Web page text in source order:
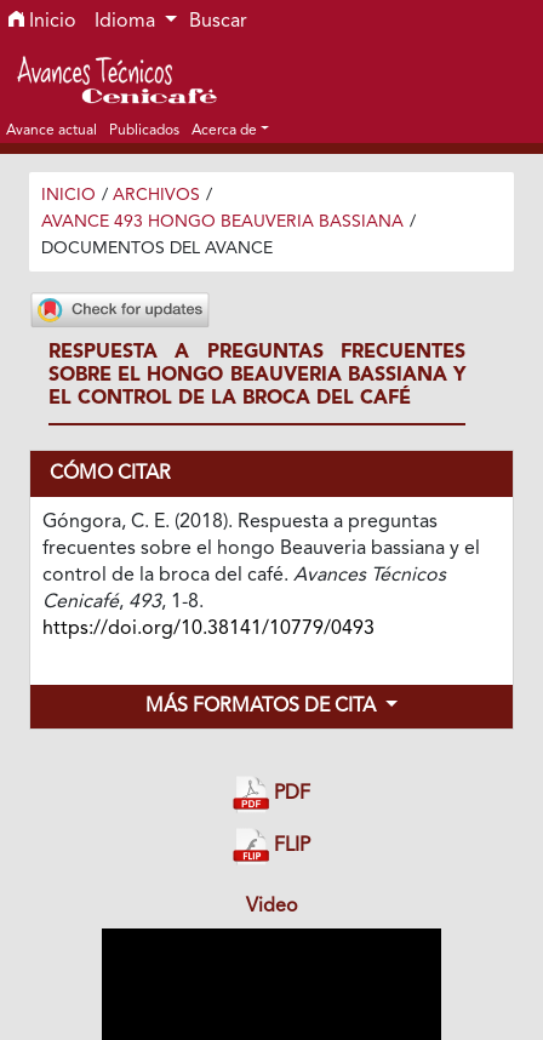
Ir al menú de navegación principal
Ir al contenido principal
Ir al pie de página del sitio
Inicio Idioma Buscar
Avance actual Publicados Acerca de
INICIO / ARCHIVOS /
AVANCE 493 HONGO BEAUVERIA BASSIANA /
DOCUMENTOS DEL AVANCE
RESPUESTA A PREGUNTAS FRECUENTES
SOBRE EL HONGO BEAUVERIA BASSIANA Y
EL CONTROL DE LA BROCA DEL CAFÉ
CÓMO CITAR
Góngora, C. E. (2018). Respuesta a preguntas
frecuentes sobre el hongo Beauveria bassiana y el
control de la broca del café. Avances Técnicos
Cenicafé, 493, 1-8.
https://doi.org/10.38141/10779/0493
MÁS FORMATOS DE CITA
PDF
FLIP
Video